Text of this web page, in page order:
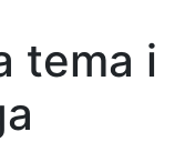
tema i